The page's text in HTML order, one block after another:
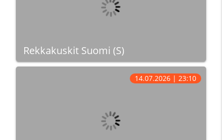
Rekkakuskit Suomi (S)
14.07.2026 | 23:10